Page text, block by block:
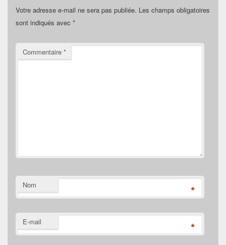
Votre adresse e-mail ne sera pas publiée. Les champs obligatoires
sont indiqués avec *
Commentaire *
Nom *
E-mail *